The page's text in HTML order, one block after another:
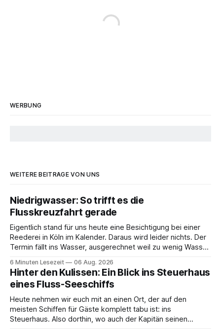
WERBUNG
WEITERE BEITRÄGE VON UNS
Niedrigwasser: So trifft es die
Flusskreuzfahrt gerade
Eigentlich stand für uns heute eine Besichtigung bei einer
Reederei in Köln im Kalender. Daraus wird leider nichts. Der
Termin fällt ins Wasser, ausgerechnet weil zu wenig Wasser
und fahren mit Thurgau Travel die Donau hinunter Richtung
Budapest. Auch
6 Minuten Lesezeit 06 Aug. 2026
Hinter den Kulissen: Ein Blick ins Steuerhaus
eines Fluss-Seeschiffs
Heute nehmen wir euch mit an einen Ort, der auf den
meisten Schiffen für Gäste komplett tabu ist: ins
Steuerhaus. Also dorthin, wo auch der Kapitän seinen